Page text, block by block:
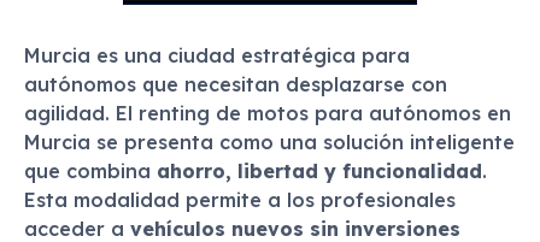
Murcia es una ciudad estratégica para
autónomos que necesitan desplazarse con
agilidad. El renting de motos para autónomos en
Murcia se presenta como una solución inteligente
que combina ahorro, libertad y funcionalidad.
Esta modalidad permite a los profesionales
acceder a vehículos nuevos sin inversiones